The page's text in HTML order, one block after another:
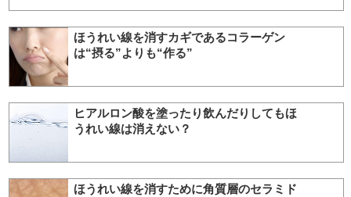
ほうれい線を消すカギであるコラーゲン
は“摂る”よりも“作る”
ヒアルロン酸を塗ったり飲んだりしてもほ
うれい線は消えない？
ほうれい線を消すために角質層のセラミド